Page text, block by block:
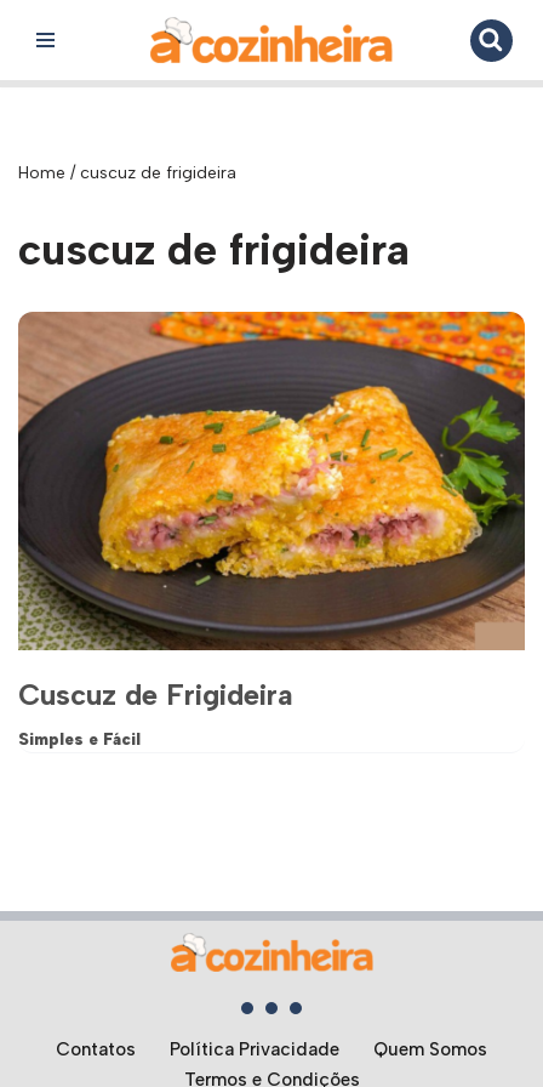
para
Home /cuscuz de frigideira
cuscuz de frigideira
Cuscuz de Frigideira
Simples e Fácil
Contatos Política Privacidade
Quem Somos
Termos e Condições